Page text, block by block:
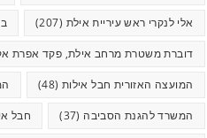
אלי לנקרי ראש עיריית אילת (207)
דוברת משטרת מרחב אילת, פקד אפרת
המועצה האזורית חבל אילות (48)
המשרד להגנת הסביבה (37) חבל